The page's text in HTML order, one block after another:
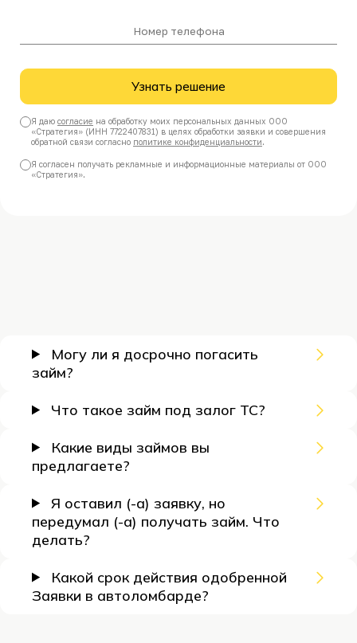
телефона
Узнать решение
Я даю согласие на обработку моих персональных данных ООО
«Стратегия» (ИНН 7722407831) в целях обработки заявки и совершения
обратной связи согласно политике конфиденциальности.
Я согласен получать рекламные и информационные материалы от ООО
«Стратегия».
ВопросыМогу ли я досрочно погасить
займ?
Что такое займ под залог ТС?
Какие виды займов вы
предлагаете?
Я оставил (-а) заявку, но
передумал (-а) получать займ. Что
делать?
Какой срок действия одобренной
Заявки в автоломбарде?